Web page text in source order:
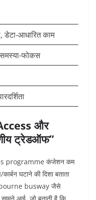
डेटा-आधारित काम
फोकस
और
ट्रेडऑफ”
programme कंजेशन कम
घटाने की दिशा बताता
busway जैसे